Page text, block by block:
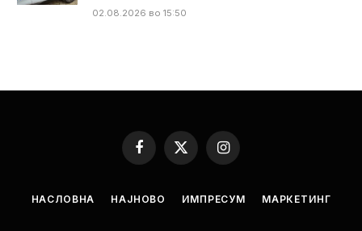
02.08.2026 во 15:50
Facebook
X
(Twitter)
Instagram
НАСЛОВНА НАЈНОВО ИМПРЕСУМ МАРКЕТИНГ